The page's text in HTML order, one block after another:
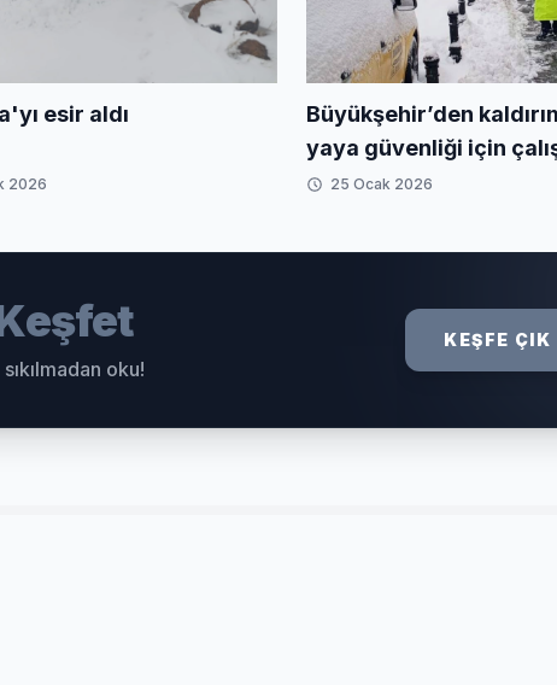
esir aldı
2026
Büyükşehir’den
yaya güvenliği için
25 Ocak 2026
oku!
KEŞFE ÇIK